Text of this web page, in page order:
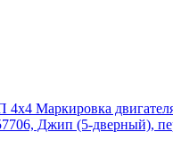
Маркировка
Джип (5-дверный),